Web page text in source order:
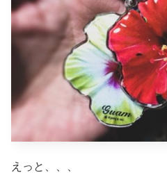
えっと、、、